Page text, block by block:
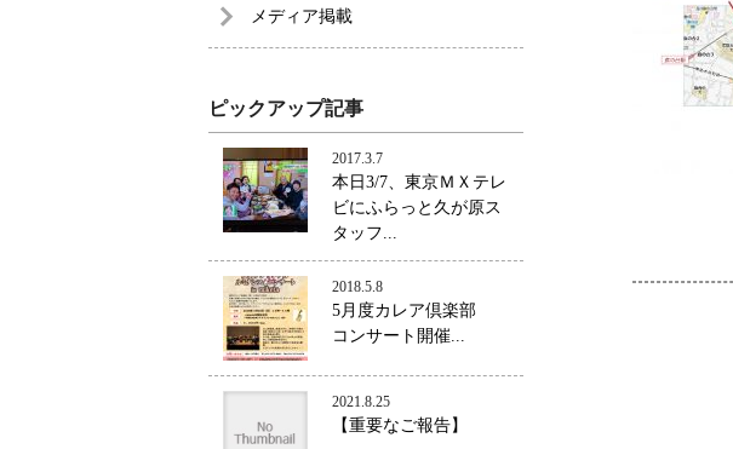
メディア掲載
ピックアップ記事
2017.3.7
本日3/7、東京ＭＸテレ
ビにふらっと久が原ス
タッフ...
2018.5.8
5月度カレア倶楽部
コンサート開催...
2021.8.25
【重要なご報告】